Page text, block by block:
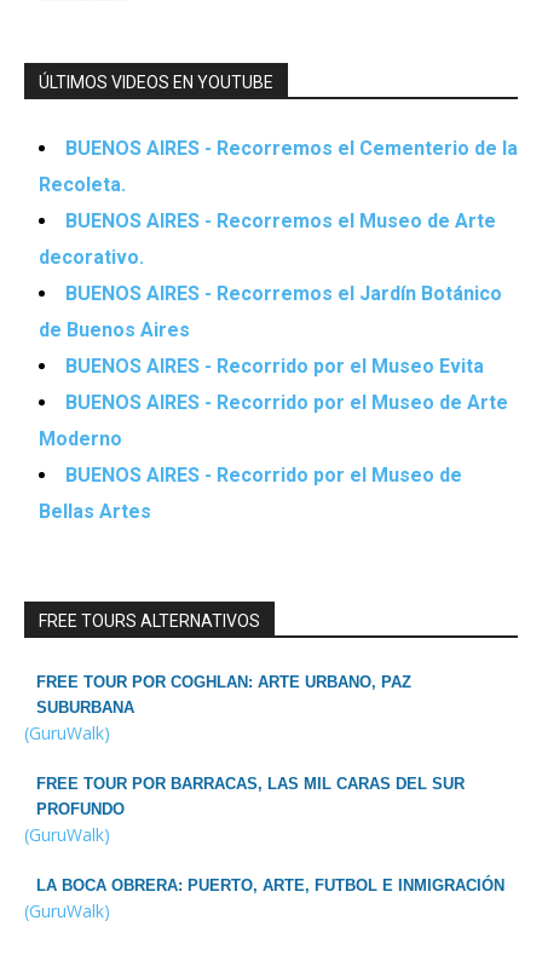
ÚLTIMOS VIDEOS EN YOUTUBE
BUENOS AIRES - Recorremos el Cementerio de la
Recoleta.
BUENOS AIRES - Recorremos el Museo de Arte
decorativo.
BUENOS AIRES - Recorremos el Jardín Botánico
de Buenos Aires
BUENOS AIRES - Recorrido por el Museo Evita
BUENOS AIRES - Recorrido por el Museo de Arte
Moderno
BUENOS AIRES - Recorrido por el Museo de
Bellas Artes
FREE TOURS ALTERNATIVOS
FREE TOUR POR COGHLAN: ARTE URBANO, PAZ
SUBURBANA
(GuruWalk)
FREE TOUR POR BARRACAS, LAS MIL CARAS DEL SUR
PROFUNDO
(GuruWalk)
LA BOCA OBRERA: PUERTO, ARTE, FUTBOL E INMIGRACIÓN
(GuruWalk)